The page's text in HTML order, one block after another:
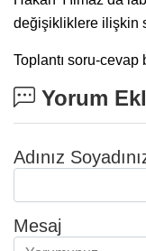
değişikliklere ilişkin
Toplantı soru-
Yorum
Adınız
Mesaj